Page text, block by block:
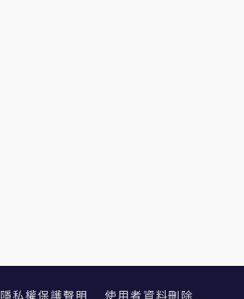
隱私權保護聲明 使用者資料刪除